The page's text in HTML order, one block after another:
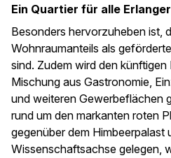
Ein Quartier für alle Erlanger
Besonders hervorzuheben ist,
Wohnraumanteils als
sind. Zudem wird den
Mischung aus Gastronomie,
und weiteren Gewerbeflächen
rund um den markanten roten
gegenüber dem Himbeerpalast
Wissenschaftsachse gelegen,